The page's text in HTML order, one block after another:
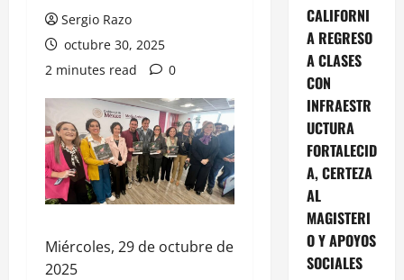
Sergio Razo
octubre 30, 2025
2 minutes read
0
Miércoles, 29 de octubre de
2025
CALIFORNI
A REGRESO
A CLASES
CON
INFRAESTR
UCTURA
FORTALECID
A, CERTEZA
AL
MAGISTERI
O Y APOYOS
SOCIALES